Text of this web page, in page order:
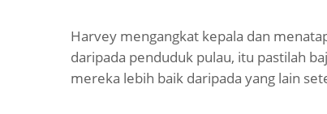
Harvey mengangkat kepala dan
daripada penduduk pulau, itu pastilah
mereka lebih baik daripada yang lain